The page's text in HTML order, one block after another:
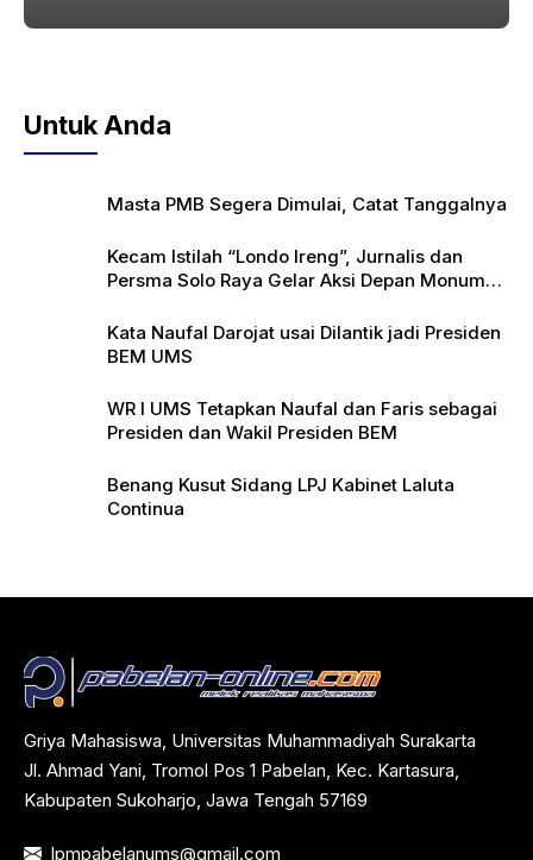
Untuk Anda
Masta PMB Segera Dimulai, Catat Tanggalnya
Kecam Istilah “Londo Ireng”, Jurnalis dan
Persma Solo Raya Gelar Aksi Depan Monumen
Kata Naufal Darojat usai Dilantik jadi Presiden
BEM UMS
WR I UMS Tetapkan Naufal dan Faris sebagai
Presiden dan Wakil Presiden BEM
Benang Kusut Sidang LPJ Kabinet Laluta
Continua
Griya Mahasiswa, Universitas Muhammadiyah Surakarta
Jl. Ahmad Yani, Tromol Pos 1 Pabelan, Kec. Kartasura,
Kabupaten Sukoharjo, Jawa Tengah 57169
lpmpabelanums@gmail.com